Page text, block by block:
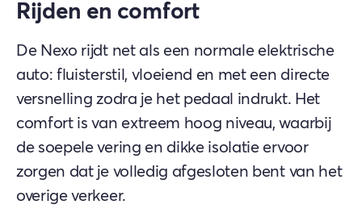
Rijden en comfort
De Nexo rijdt net als een normale elektrische
auto: fluisterstil, vloeiend en met een directe
versnelling zodra je het pedaal indrukt. Het
comfort is van extreem hoog niveau, waarbij
de soepele vering en dikke isolatie ervoor
zorgen dat je volledig afgesloten bent van het
overige verkeer.